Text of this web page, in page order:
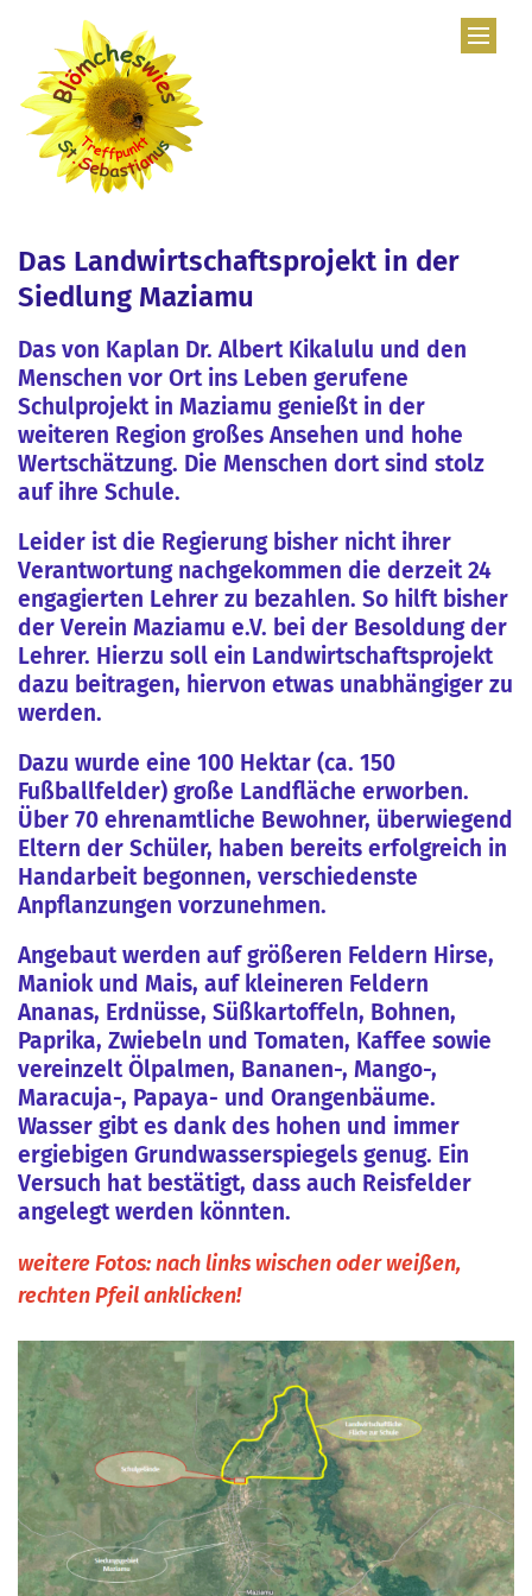
Zum Inhalt springen
Das Landwirtschaftsprojekt in der
Siedlung Maziamu
Das von Kaplan Dr. Albert Kikalulu und den
Menschen vor Ort ins Leben gerufene
Schulprojekt in Maziamu genießt in der
weiteren Region großes Ansehen und hohe
Wertschätzung. Die Menschen dort sind stolz
auf ihre Schule.
Leider ist die Regierung bisher nicht ihrer
Verantwortung nachgekommen die derzeit 24
engagierten Lehrer zu bezahlen. So hilft bisher
der Verein Maziamu e.V. bei der Besoldung der
Lehrer. Hierzu soll ein Landwirtschaftsprojekt
dazu beitragen, hiervon etwas unabhängiger zu
werden.
Dazu wurde eine 100 Hektar (ca. 150
Fußballfelder) große Landfläche erworben.
Über 70 ehrenamtliche Bewohner, überwiegend
Eltern der Schüler, haben bereits erfolgreich in
Handarbeit begonnen, verschiedenste
Anpflanzungen vorzunehmen.
Angebaut werden auf größeren Feldern Hirse,
Maniok und Mais, auf kleineren Feldern
Ananas, Erdnüsse, Süßkartoffeln, Bohnen,
Paprika, Zwiebeln und Tomaten, Kaffee sowie
vereinzelt Ölpalmen, Bananen-, Mango-,
Maracuja-, Papaya- und Orangenbäume.
Wasser gibt es dank des hohen und immer
ergiebigen Grundwasserspiegels genug. Ein
Versuch hat bestätigt, dass auch Reisfelder
angelegt werden könnten.
weitere Fotos: nach links wischen oder weißen,
rechten Pfeil anklicken!
Ende dieser Bildergalerie!